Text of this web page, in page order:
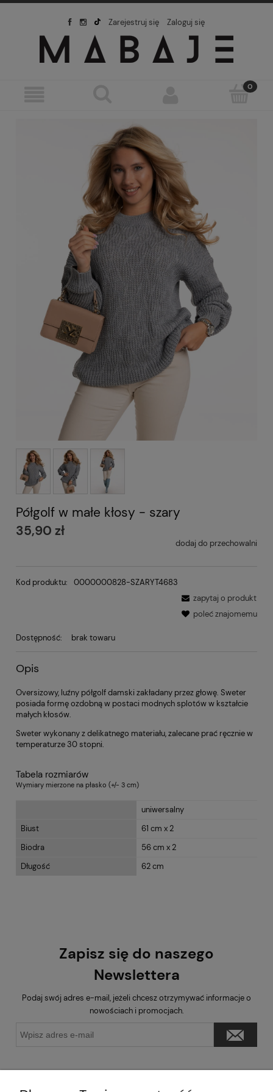
Zarejestruj się Zaloguj się
Półgolf w małe kłosy - szary
35,90 zł
dodaj do przechowalni
Kod produktu:
0000000828-SZARYT4683
zapytaj o produkt
poleć znajomemu
Dostępność: brak towaru
Opis
Oversizowy, luźny półgolf damski zakładany przez głowę. Sweter
posiada formę ozdobną w postaci modnych splotów w kształcie
małych kłosów.
Sweter wykonany z delikatnego materiału, zalecane prać ręcznie w
temperaturze 30 stopni.
Tabela rozmiarów
Wymiary mierzone na płasko (+/- 3 cm)
uniwersalny
Biust
61 cm x 2
Biodra
56 cm x 2
Długość
62 cm
Zapisz się do naszego
Newslettera
Podaj swój adres e-mail, jeżeli chcesz otrzymywać informacje o
nowościach i promocjach.